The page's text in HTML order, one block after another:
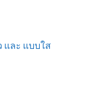
และ แบบใส